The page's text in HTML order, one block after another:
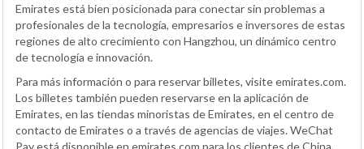
Emirates está bien posicionada para conectar sin problemas a
profesionales de la tecnología, empresarios e inversores de estas
regiones de alto crecimiento con Hangzhou, un dinámico centro
de tecnología e innovación.
Para más información o para reservar billetes, visite emirates.com.
Los billetes también pueden reservarse en la aplicación de
Emirates, en las tiendas minoristas de Emirates, en el centro de
contacto de Emirates o a través de agencias de viajes. WeChat
Pay está disponible en emirates.com para los clientes de China.